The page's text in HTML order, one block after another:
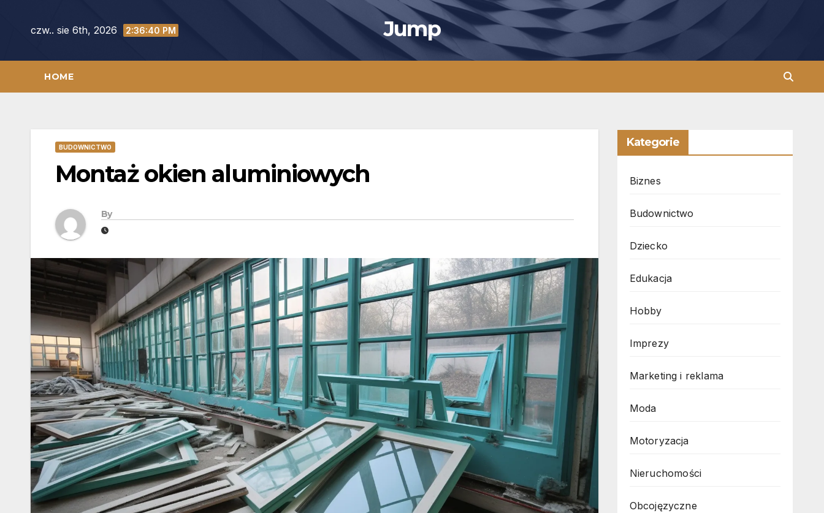
czw.. sie 6th, 2026 2:36:41 PM Jump
HOME
BUDOWNICTWO
Montaż okien aluminiowych
By
Kategorie
Biznes
Budownictwo
Dziecko
Edukacja
Hobby
Imprezy
Marketing i reklama
Moda
Motoryzacja
Nieruchomości
Obcojęzyczne